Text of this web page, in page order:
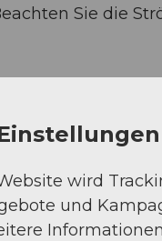
Sie die
wird
und